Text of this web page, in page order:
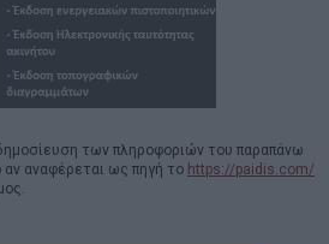
των πληροφοριών του παραπάνω
αναφέρεται ως πηγή το https://paidis.com/